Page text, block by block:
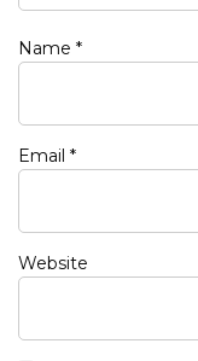
Name *
Email *
Website